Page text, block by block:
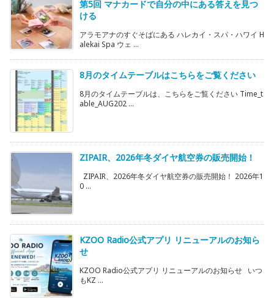
第5回 マナカードで自分の中にある答えを見つ
ける
アラモアナのすぐそばにある ハレカイ・スパ・ハワイ H
alekai Spa ウェ ...
8月のタイムテーブルはこちらをご覧ください
8月のタイムテーブルは、こちらをご覧ください Time_t
able_AUG202 ...
ZIPAIR、2026年冬ダイヤ航空券の販売開始！
ZIPAIR、2026年冬ダイヤ航空券の販売開始！ 2026年1
0 ...
KZOO Radio公式アプリ リニューアルのお知ら
せ
KZOO Radio公式アプリ リニューアルのお知らせ いつ
もKZ ...